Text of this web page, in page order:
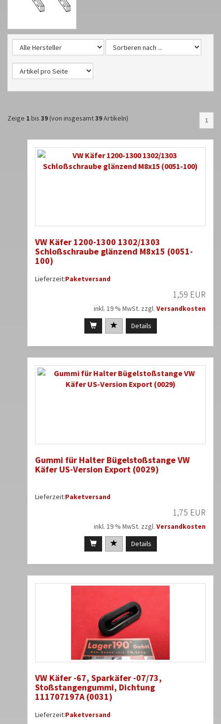
Zeige 1bis 39 (von insgesamt39Artikeln) 1
VW Käfer 1200-1300 1302/1303
Schloßschraube glänzend M8x15 (0051-
100)
Lieferzeit:Paketversand
1,59 EUR
inkl. 19 % MwSt. zzgl. Versandkosten
Details
Gummi für Halter Bügelstoßstange VW
Käfer US-Version Export (0029)
Lieferzeit:Paketversand
1,75 EUR
inkl. 19 % MwSt. zzgl. Versandkosten
Details
VW Käfer -67, Sparkäfer -07/73,
Stoßstangengummi, Dichtung
111707197A (0031)
Lieferzeit:Paketversand